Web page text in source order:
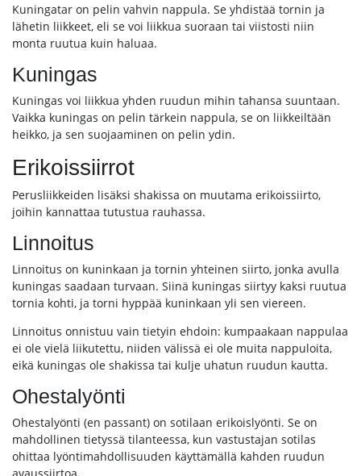
Kuningatar on pelin vahvin nappula. Se yhdistää tornin ja
lähetin liikkeet, eli se voi liikkua suoraan tai viistosti niin
monta ruutua kuin haluaa.
Kuningas
Kuningas voi liikkua yhden ruudun mihin tahansa suuntaan.
Vaikka kuningas on pelin tärkein nappula, se on liikkeiltään
heikko, ja sen suojaaminen on pelin ydin.
Erikoissiirrot
Perusliikkeiden lisäksi shakissa on muutama erikoissiirto,
joihin kannattaa tutustua rauhassa.
Linnoitus
Linnoitus on kuninkaan ja tornin yhteinen siirto, jonka avulla
kuningas saadaan turvaan. Siinä kuningas siirtyy kaksi ruutua
tornia kohti, ja torni hyppää kuninkaan yli sen viereen.
Linnoitus onnistuu vain tietyin ehdoin: kumpaakaan nappulaa
ei ole vielä liikutettu, niiden välissä ei ole muita nappuloita,
eikä kuningas ole shakissa tai kulje uhatun ruudun kautta.
Ohestalyönti
Ohestalyönti (en passant) on sotilaan erikoislyönti. Se on
mahdollinen tietyssä tilanteessa, kun vastustajan sotilas
ohittaa lyöntimahdollisuuden käyttämällä kahden ruudun